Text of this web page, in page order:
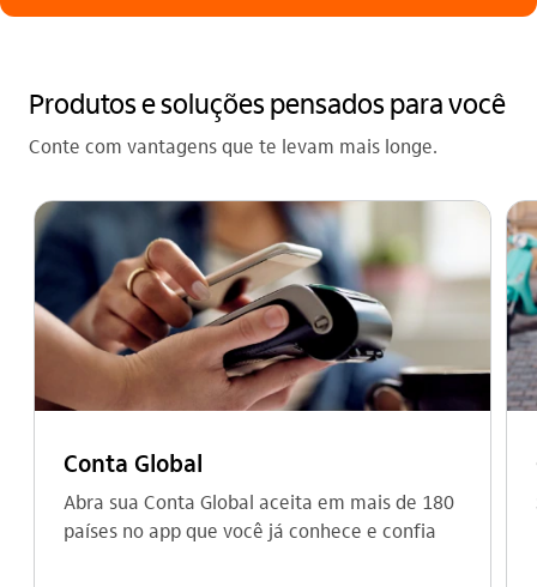
Produtos e soluções pensados para você
Conte com vantagens que te levam mais longe.
Conta Global
Abra sua Conta Global aceita em mais de 180
países no app que você já conhece e confia